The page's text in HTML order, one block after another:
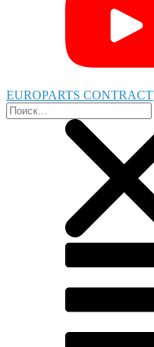
EUROPARTS CONTRACT